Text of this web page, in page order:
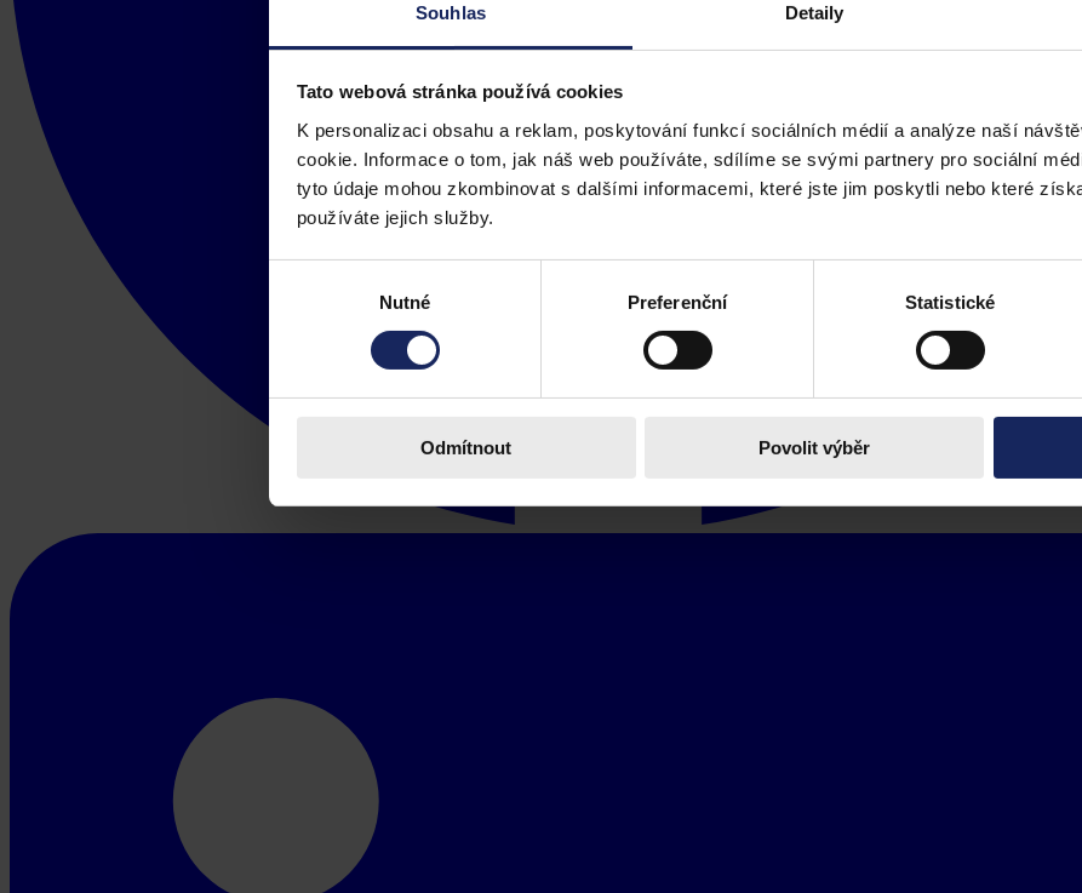
Souhlas Detaily
Tato webová stránka používá cookies
K personalizaci obsahu a reklam, poskytování funkcí sociálních médií a analýze naší
cookie. Informace o tom, jak náš web používáte, sdílíme se svými partnery pro sociální
tyto údaje mohou zkombinovat s dalšími informacemi, které jste jim poskytli nebo které
používáte jejich služby.
Nutné Preferenční Statistické
Odmítnout Povolit výběr